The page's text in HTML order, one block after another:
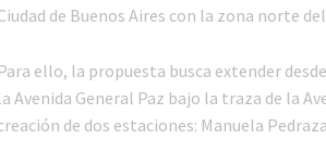
de Buenos Aires con la zona norte
Para ello, la propuesta busca extender
la Avenida General Paz bajo la traza de la
de dos estaciones: Manuela